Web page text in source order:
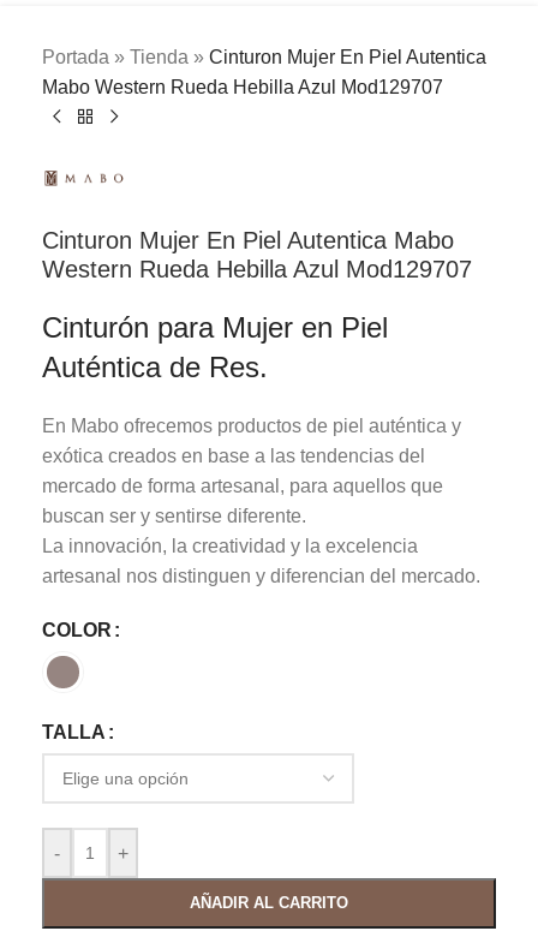
Portada » Tienda » Cinturon Mujer En Piel Autentica
Mabo Western Rueda Hebilla Azul Mod129707
Cinturon Mujer En Piel Autentica Mabo
Western Rueda Hebilla Azul Mod129707
Cinturón para Mujer en Piel
Auténtica de Res.
En Mabo ofrecemos productos de piel auténtica y
exótica creados en base a las tendencias del
mercado de forma artesanal, para aquellos que
buscan ser y sentirse diferente.
La innovación, la creatividad y la excelencia
artesanal nos distinguen y diferencian del mercado.
COLOR
TALLA
- +
AÑADIR AL CARRITO